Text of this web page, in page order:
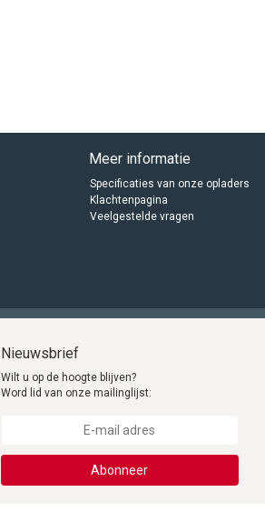
Meer informatie
Specificaties van onze opladers
Klachtenpagina
Veelgestelde vragen
Nieuwsbrief
Wilt u op de hoogte blijven?
Word lid van onze mailinglijst:
Abonneer